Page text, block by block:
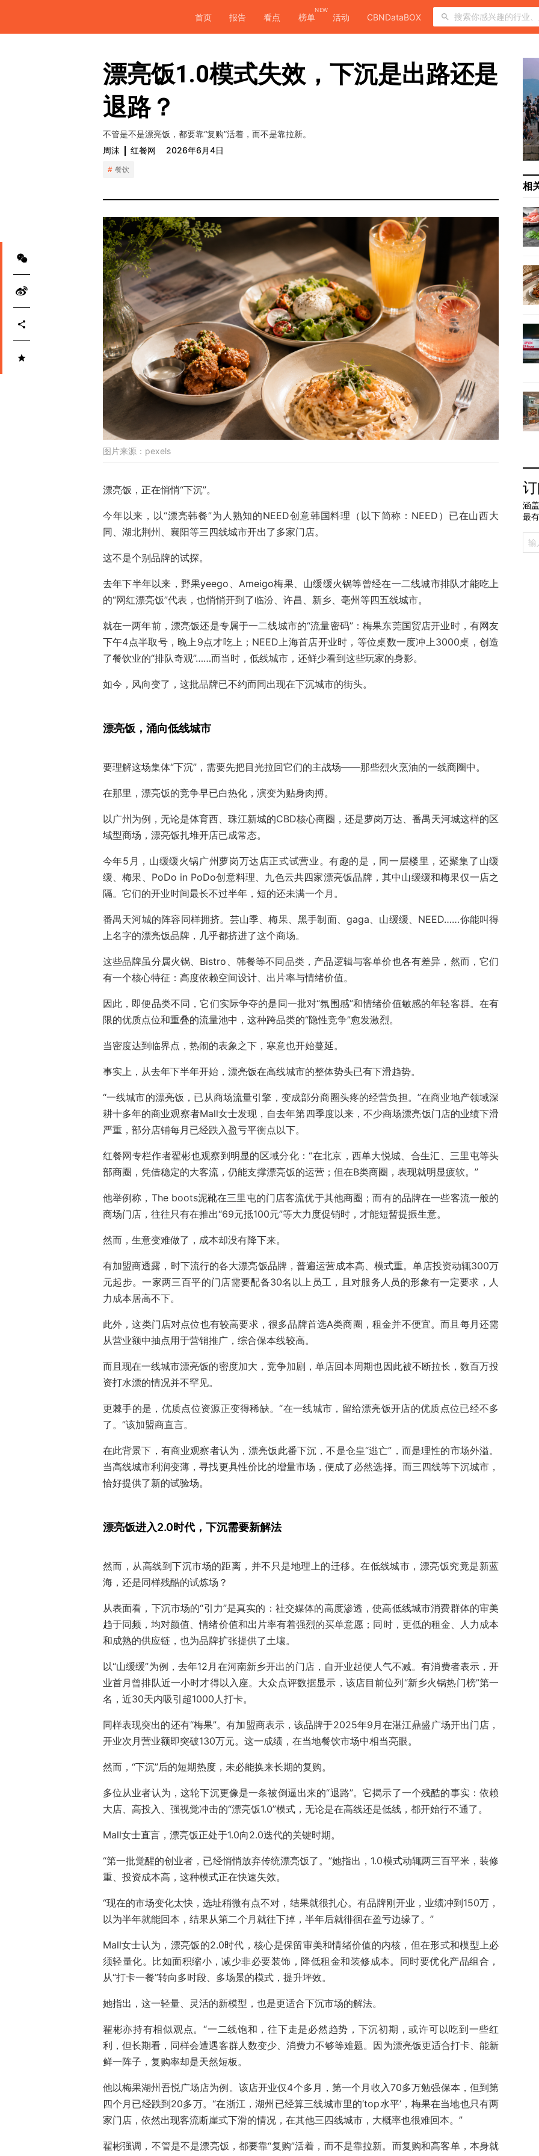
首页 报告 看点 榜单
NEW
活动 CBNDataBOX
漂亮饭1.0模式失效，下沉是出路还是
退路？
不管是不是漂亮饭，都要靠“复购”活着，而不是靠拉新。
周沫
红餐网 2026年6月4日
餐饮
图片来源： pexels
漂亮饭，正在悄悄“下沉”。
今年以来，以“漂亮韩餐”为人熟知的NEED创意韩国料理（以下简称：NEED）已在山西大
同、湖北荆州、襄阳等三四线城市开出了多家门店。
这不是个别品牌的试探。
去年下半年以来，野果yeego、Ameigo梅果、山缓缓火锅等曾经在一二线城市排队才能吃上
的“网红漂亮饭”代表，也悄悄开到了临汾、许昌、新乡、亳州等四五线城市。
就在一两年前，漂亮饭还是专属于一二线城市的“流量密码”：梅果东莞国贸店开业时，有网友
下午4点半取号，晚上9点才吃上；NEED上海首店开业时，等位桌数一度冲上3000桌，创造
了餐饮业的“排队奇观”……而当时，低线城市，还鲜少看到这些玩家的身影。
如今，风向变了，这批品牌已不约而同出现在下沉城市的街头。
漂亮饭，涌向低线城市
要理解这场集体“下沉”，需要先把目光拉回它们的主战场——那些烈火烹油的一线商圈中。
在那里，漂亮饭的竞争早已白热化，演变为贴身肉搏。
以广州为例，无论是体育西、珠江新城的CBD核心商圈，还是萝岗万达、番禺天河城这样的区
域型商场，漂亮饭扎堆开店已成常态。
今年5月，山缓缓火锅广州萝岗万达店正式试营业。有趣的是，同一层楼里，还聚集了山缓
缓、梅果、PoDo in PoDo创意料理、九色云共四家漂亮饭品牌，其中山缓缓和梅果仅一店之
隔。它们的开业时间最长不过半年，短的还未满一个月。
番禺天河城的阵容同样拥挤。芸山季、梅果、黑手制面、gaga、山缓缓、NEED……你能叫得
上名字的漂亮饭品牌，几乎都挤进了这个商场。
这些品牌虽分属火锅、Bistro、韩餐等不同品类，产品逻辑与客单价也各有差异，然而，它们
有一个核心特征：高度依赖空间设计、出片率与情绪价值。
因此，即便品类不同，它们实际争夺的是同一批对“氛围感”和情绪价值敏感的年轻客群。在有
限的优质点位和重叠的流量池中，这种跨品类的“隐性竞争”愈发激烈。
当密度达到临界点，热闹的表象之下，寒意也开始蔓延。
事实上，从去年下半年开始，漂亮饭在高线城市的整体势头已有下滑趋势。
“一线城市的漂亮饭，已从商场流量引擎，变成部分商圈头疼的经营负担。”在商业地产领域深
耕十多年的商业观察者Mall女士发现，自去年第四季度以来，不少商场漂亮饭门店的业绩下滑
严重，部分店铺每月已经跌入盈亏平衡点以下。
红餐网专栏作者翟彬也观察到明显的区域分化：“在北京，西单大悦城、合生汇、三里屯等头
部商圈，凭借稳定的大客流，仍能支撑漂亮饭的运营；但在B类商圈，表现就明显疲软。”
他举例称，The boots泥靴在三里屯的门店客流优于其他商圈；而有的品牌在一些客流一般的
商场门店，往往只有在推出“69元抵100元”等大力度促销时，才能短暂提振生意。
然而，生意变难做了，成本却没有降下来。
有加盟商透露，时下流行的各大漂亮饭品牌，普遍运营成本高、模式重。单店投资动辄300万
元起步。一家两三百平的门店需要配备30名以上员工，且对服务人员的形象有一定要求，人
力成本居高不下。
此外，这类门店对点位也有较高要求，很多品牌首选A类商圈，租金并不便宜。而且每月还需
从营业额中抽点用于营销推广，综合保本线较高。
而且现在一线城市漂亮饭的密度加大，竞争加剧，单店回本周期也因此被不断拉长，数百万投
资打水漂的情况并不罕见。
更棘手的是，优质点位资源正变得稀缺。“在一线城市，留给漂亮饭开店的优质点位已经不多
了。”该加盟商直言。
在此背景下，有商业观察者认为，漂亮饭此番下沉，不是仓皇“逃亡”，而是理性的市场外溢。
当高线城市利润变薄，寻找更具性价比的增量市场，便成了必然选择。而三四线等下沉城市，
恰好提供了新的试验场。
漂亮饭进入2.0时代，下沉需要新解法
然而，从高线到下沉市场的距离，并不只是地理上的迁移。在低线城市，漂亮饭究竟是新蓝
海，还是同样残酷的试炼场？
从表面看，下沉市场的“引力”是真实的：社交媒体的高度渗透，使高低线城市消费群体的审美
趋于同频，均对颜值、情绪价值和出片率有着强烈的买单意愿；同时，更低的租金、人力成本
和成熟的供应链，也为品牌扩张提供了土壤。
以“山缓缓”为例，去年12月在河南新乡开出的门店，自开业起便人气不减。有消费者表示，开
业首月曾排队近一小时才得以入座。大众点评数据显示，该店目前位列“新乡火锅热门榜”第一
名，近30天内吸引超1000人打卡。
同样表现突出的还有“梅果”。有加盟商表示，该品牌于2025年9月在湛江鼎盛广场开出门店，
开业次月营业额即突破130万元。这一成绩，在当地餐饮市场中相当亮眼。
然而，“下沉”后的短期热度，未必能换来长期的复购。
多位从业者认为，这轮下沉更像是一条被倒逼出来的“退路”。它揭示了一个残酷的事实：依赖
大店、高投入、强视觉冲击的“漂亮饭1.0”模式，无论是在高线还是低线，都开始行不通了。
Mall女士直言，漂亮饭正处于1.0向2.0迭代的关键时期。
“第一批觉醒的创业者，已经悄悄放弃传统漂亮饭了。”她指出，1.0模式动辄两三百平米，装修
重、投资成本高，这种模式正在快速失效。
“现在的市场变化太快，选址稍微有点不对，结果就很扎心。有品牌刚开业，业绩冲到150万，
以为半年就能回本，结果从第二个月就往下掉，半年后就徘徊在盈亏边缘了。”
Mall女士认为，漂亮饭的2.0时代，核心是保留审美和情绪价值的内核，但在形式和模型上必
须轻量化。比如面积缩小，减少非必要装饰，降低租金和装修成本。同时要优化产品组合，
从“打卡一餐”转向多时段、多场景的模式，提升坪效。
她指出，这一轻量、灵活的新模型，也是更适合下沉市场的解法。
翟彬亦持有相似观点。“一二线饱和，往下走是必然趋势，下沉初期，或许可以吃到一些红
利，但长期看，同样会遭遇客群人数变少、消费力不够等难题。因为漂亮饭更适合打卡、能新
鲜一阵子，复购率却是天然短板。
他以梅果湖州吾悦广场店为例。该店开业仅4个多月，第一个月收入70多万勉强保本，但到第
四个月已经跌到20多万。“在浙江，湖州已经算三线城市里的‘top水平’，梅果在当地也只有两
家门店，依然出现客流断崖式下滑的情况，在其他三四线城市，大概率也很难回本。”
翟彬强调，不管是不是漂亮饭，都要靠“复购”活着，而不是靠拉新。而复购和高客单，本身就
相
涵
最